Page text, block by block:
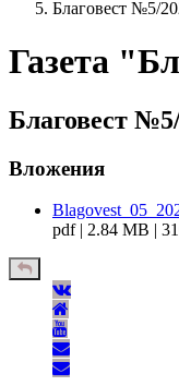
Благовест №5/
Газета
Благовест
Вложения
pdf | 2.84 MB |